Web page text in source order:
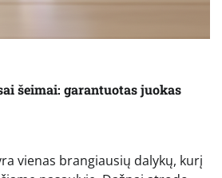
šeimai: garantuotas juokas
vienas brangiausių dalykų, kurį